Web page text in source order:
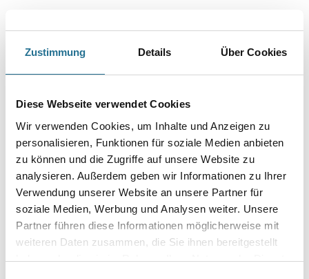
Zustimmung Details Über Cookies
Diese Webseite verwendet Cookies
Wir verwenden Cookies, um Inhalte und Anzeigen zu
personalisieren, Funktionen für soziale Medien anbieten
zu können und die Zugriffe auf unsere Website zu
analysieren. Außerdem geben wir Informationen zu Ihrer
Verwendung unserer Website an unsere Partner für
soziale Medien, Werbung und Analysen weiter. Unsere
Partner führen diese Informationen möglicherweise mit
weiteren Daten zusammen, die Sie ihnen bereitgestellt
haben oder die sie im Rahmen Ihrer Nutzung der Dienste
Farbtonbezeichnung
Glanzgrad
Gebinde